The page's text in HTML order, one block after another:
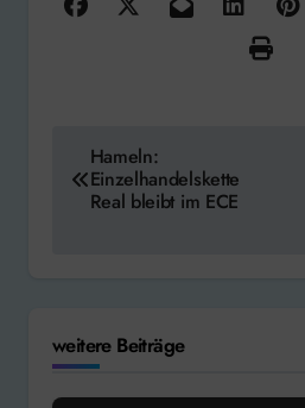
Beitragsnavigation
Hameln:
Einzelhandelskette
Real bleibt im ECE
weitere Beiträge